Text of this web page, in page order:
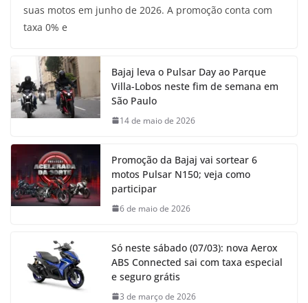
suas motos em junho de 2026. A promoção conta com
taxa 0% e
Bajaj leva o Pulsar Day ao Parque
Villa-Lobos neste fim de semana em
São Paulo
14 de maio de 2026
Promoção da Bajaj vai sortear 6
motos Pulsar N150; veja como
participar
6 de maio de 2026
Só neste sábado (07/03): nova Aerox
ABS Connected sai com taxa especial
e seguro grátis
3 de março de 2026